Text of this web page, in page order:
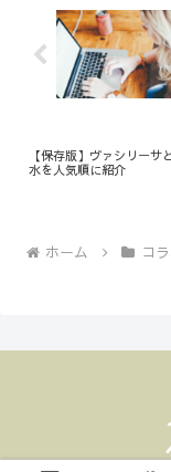
【保存版】ヴァシリー
水を人気順に紹介
ホーム コ